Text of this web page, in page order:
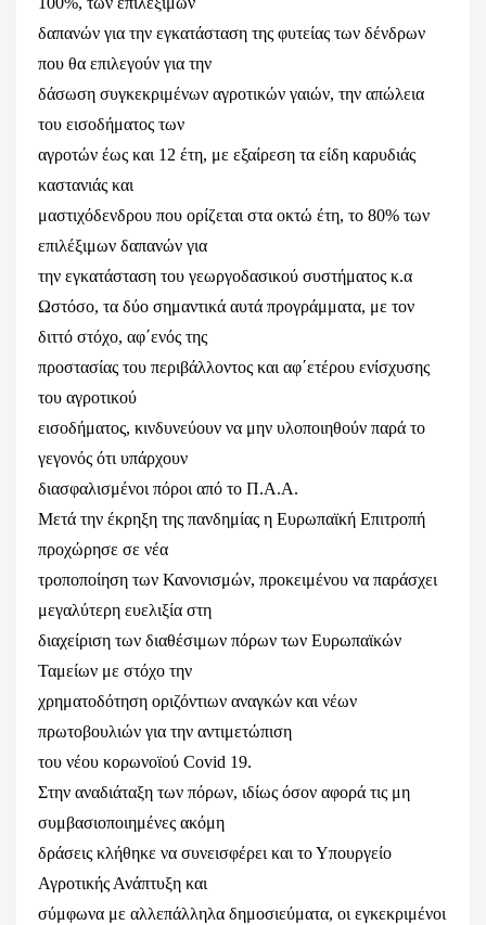
δαπανών για την εγκατάσταση της φυτείας των δένδρων
που θα επιλεγούν για την
δάσωση συγκεκριμένων αγροτικών γαιών, την απώλεια
του εισοδήματος των
αγροτών έως και 12 έτη, με εξαίρεση τα είδη καρυδιάς
καστανιάς και
μαστιχόδενδρου που ορίζεται στα οκτώ έτη, το 80% των
επιλέξιμων δαπανών για
την εγκατάσταση του γεωργοδασικού συστήματος κ.α
Ωστόσο, τα δύο σημαντικά αυτά προγράμματα, με τον
διττό στόχο, αφ΄ενός της
προστασίας του περιβάλλοντος και αφ΄ετέρου ενίσχυσης
του αγροτικού
εισοδήματος, κινδυνεύουν να μην υλοποιηθούν παρά το
γεγονός ότι υπάρχουν
διασφαλισμένοι πόροι από το Π.Α.Α.
Μετά την έκρηξη της πανδημίας η Ευρωπαϊκή Επιτροπή
προχώρησε σε νέα
τροποποίηση των Κανονισμών, προκειμένου να παράσχει
μεγαλύτερη ευελιξία στη
διαχείριση των διαθέσιμων πόρων των Ευρωπαϊκών
Ταμείων με στόχο την
χρηματοδότηση οριζόντιων αναγκών και νέων
πρωτοβουλιών για την αντιμετώπιση
του νέου κορωνοϊού Covid 19.
Στην αναδιάταξη των πόρων, ιδίως όσον αφορά τις μη
συμβασιοποιημένες ακόμη
δράσεις κλήθηκε να συνεισφέρει και το Υπουργείο
Αγροτικής Ανάπτυξη και
σύμφωνα με αλλεπάλληλα δημοσιεύματα, οι εγκεκριμένοι